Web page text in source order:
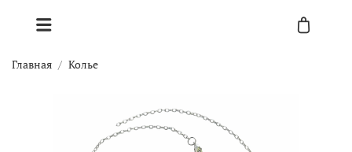
Главная Колье